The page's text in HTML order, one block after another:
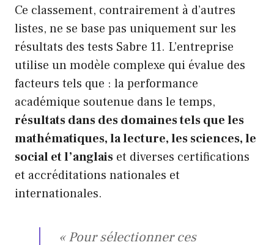
Ce classement, contrairement à d’autres
listes, ne se base pas uniquement sur les
résultats des tests Sabre 11. L’entreprise
utilise un modèle complexe qui évalue des
facteurs tels que : la performance
académique soutenue dans le temps,
résultats dans des domaines tels que les
mathématiques, la lecture, les sciences, le
social et l’anglais et diverses certifications
et accréditations nationales et
internationales.
« Pour sélectionner ces